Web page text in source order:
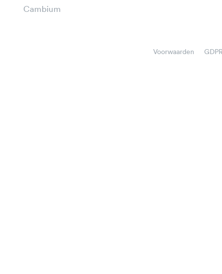
Cambium
Voorwaarden